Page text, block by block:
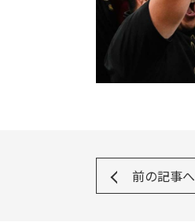
前の記事へ